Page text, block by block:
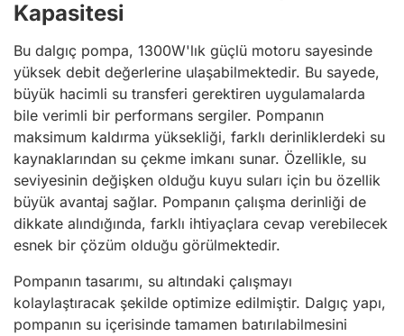
Kapasitesi
Bu dalgıç pompa, 1300W'lık güçlü motoru sayesinde
yüksek debit değerlerine ulaşabilmektedir. Bu sayede,
büyük hacimli su transferi gerektiren uygulamalarda
bile verimli bir performans sergiler. Pompanın
maksimum kaldırma yüksekliği, farklı derinliklerdeki su
kaynaklarından su çekme imkanı sunar. Özellikle, su
seviyesinin değişken olduğu kuyu suları için bu özellik
büyük avantaj sağlar. Pompanın çalışma derinliği de
dikkate alındığında, farklı ihtiyaçlara cevap verebilecek
esnek bir çözüm olduğu görülmektedir.
Pompanın tasarımı, su altındaki çalışmayı
kolaylaştıracak şekilde optimize edilmiştir. Dalgıç yapı,
pompanın su içerisinde tamamen batırılabilmesini